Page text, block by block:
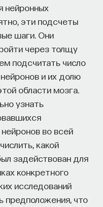
нейронных
эти подсчеты
шаги. Они
через толщу
подсчитать число
и их долю
области мозга.
узнать
во всей
какой
задействован для
конкретного
исследований
предположения, что